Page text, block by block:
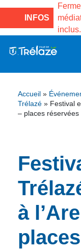
INFOS
la Maison des
de Gama du
et d’animations
Projets
–
Accueil »
Trélazé » Festival
– places
à